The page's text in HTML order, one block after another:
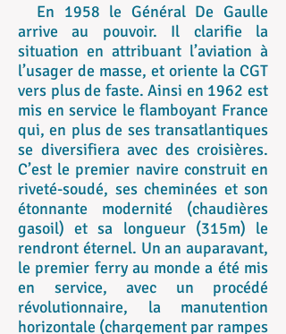
En 1958 le Général De Gaulle
arrive au pouvoir. Il clarifie la
situation en attribuant l’aviation à
l’usager de masse, et oriente la CGT
vers plus de faste. Ainsi en 1962 est
mis en service le flamboyant France
qui, en plus de ses transatlantiques
se diversifiera avec des croisières.
C’est le premier navire construit en
riveté-soudé, ses cheminées et son
étonnante modernité (chaudières
gasoil) et sa longueur (315m) le
rendront éternel. Un an auparavant,
le premier ferry au monde a été mis
en service, avec un procédé
révolutionnaire, la manutention
horizontale (chargement par rampes